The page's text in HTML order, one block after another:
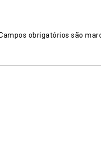
obrigatórios são